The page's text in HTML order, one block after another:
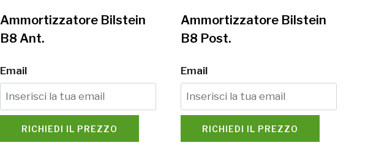
Ammortizzatore Bilstein
B8 Ant.
Email
RICHIEDI IL PREZZO
Ammortizzatore Bilstein
B8 Post.
Email
RICHIEDI IL PREZZO